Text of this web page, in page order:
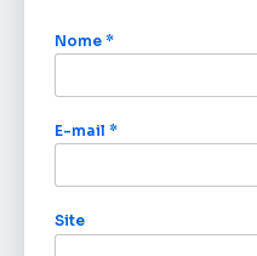
Nome *
E-mail *
Site